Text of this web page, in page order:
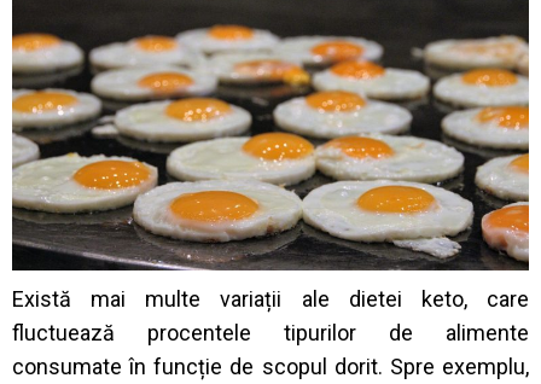
Există mai multe variații ale dietei keto, care
fluctuează procentele tipurilor de alimente
consumate în funcție de scopul dorit. Spre exemplu,